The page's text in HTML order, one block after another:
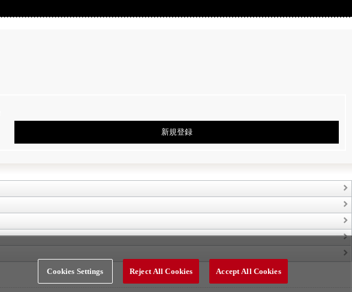
新規登録
Cookies Settings Reject All Cookies Accept All Cookies